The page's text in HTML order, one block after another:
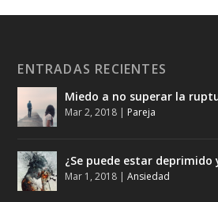
ENTRADAS RECIENTES
Miedo a no superar la
Mar 2, 2018 | Pareja
¿Se puede estar deprimido
Mar 1, 2018 |Ansiedad